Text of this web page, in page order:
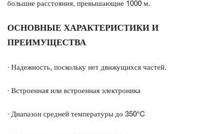
большие расстояния, превышающие 1000 м.
ОСНОВНЫЕ ХАРАКТЕРИСТИКИ И
ПРЕИМУЩЕСТВА
· Надежность, поскольку нет движущихся частей.
· Встроенная или встроенная электроника
· Диапазон средней температуры до 350°C